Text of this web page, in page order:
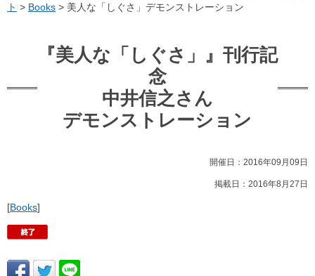
ト > Books > 美人な「しぐさ」デモンストレーション
『美人な「しぐさ」』刊行記
念
中井信之さん
デモンストレーション
開催日：2016年09月09日
掲載日：2016年8月27日
[Books]